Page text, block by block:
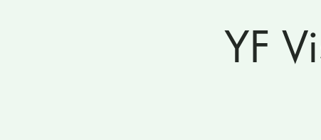
YF